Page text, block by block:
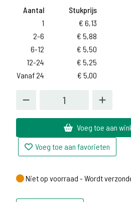
Aantal
Stukprijs
1
€ 6,13
2-6
€ 5,88
6-12
€ 5,50
12-24
€ 5,25
Vanaf 24
€ 5,00
Voeg toe aan
Voeg toe aan favorieten
Niet op voorraad - Wordt
Niet op voorraad - Wordt